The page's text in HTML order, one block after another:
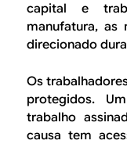
capital e
manufatura, as
direcionado
Os
protegidos.
trabalho
causa tem